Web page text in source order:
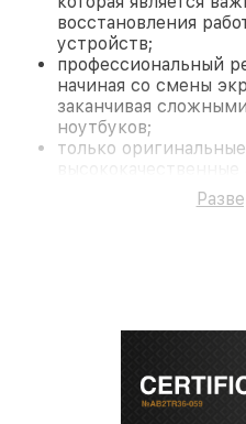
восстановления
устройств;
профессиональный
начиная со смены
заканчивая
ноутбуков;
только
согласования с
На все работы и
безупречной
современное